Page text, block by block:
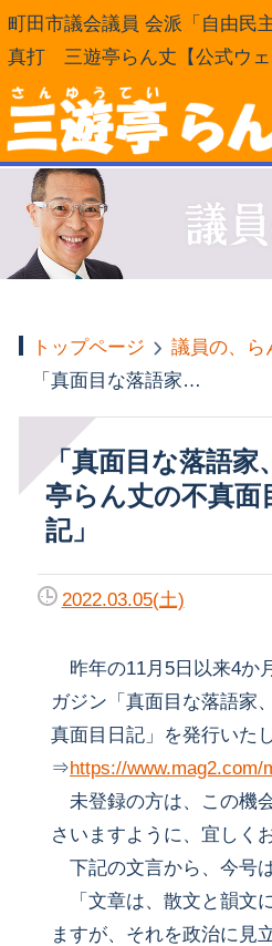
町田市議会議員 会派「自由民
真打 三遊亭らん丈【公式ウェ
トップページ 議員の、ら
「真面目な落語家、三遊亭らん丈の不真面目日記」
「真面目な落語家、三遊
亭らん丈の不真面
記」
2022.03.05(土)
昨年の11月5日以来4か
ガジン「真面目な落語家
真面目日記」を発行いた
⇒https://www.mag2.com/
未登録の方は、この機
さいますように、宜しく
下記の文言から、今号
「文章は、散文と韻文
ますが、それを政治に見